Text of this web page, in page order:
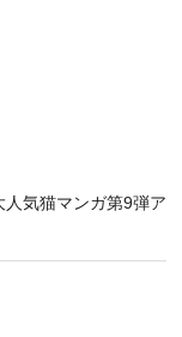
気猫マンガ第9弾ア